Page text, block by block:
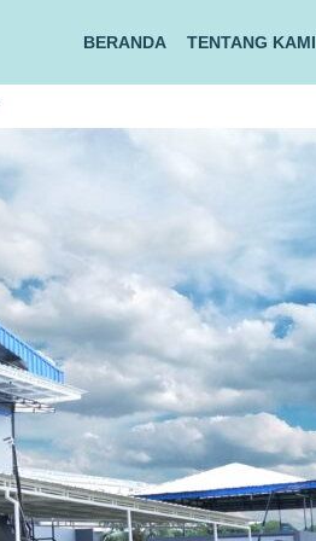
BERANDA TENTANG KAMI